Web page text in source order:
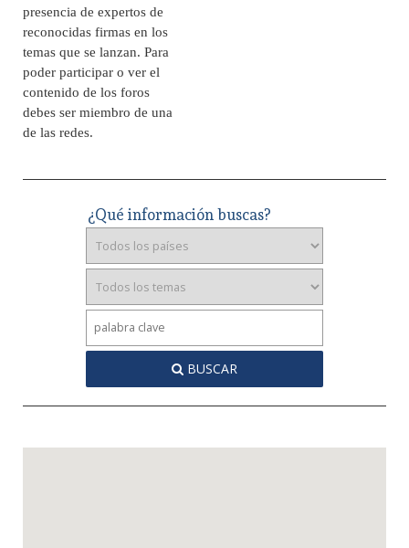
presencia de expertos de
reconocidas firmas en los
temas que se lanzan. Para
poder participar o ver el
contenido de los foros
debes ser miembro de una
de las redes.
¿Qué información buscas?
BUSCAR